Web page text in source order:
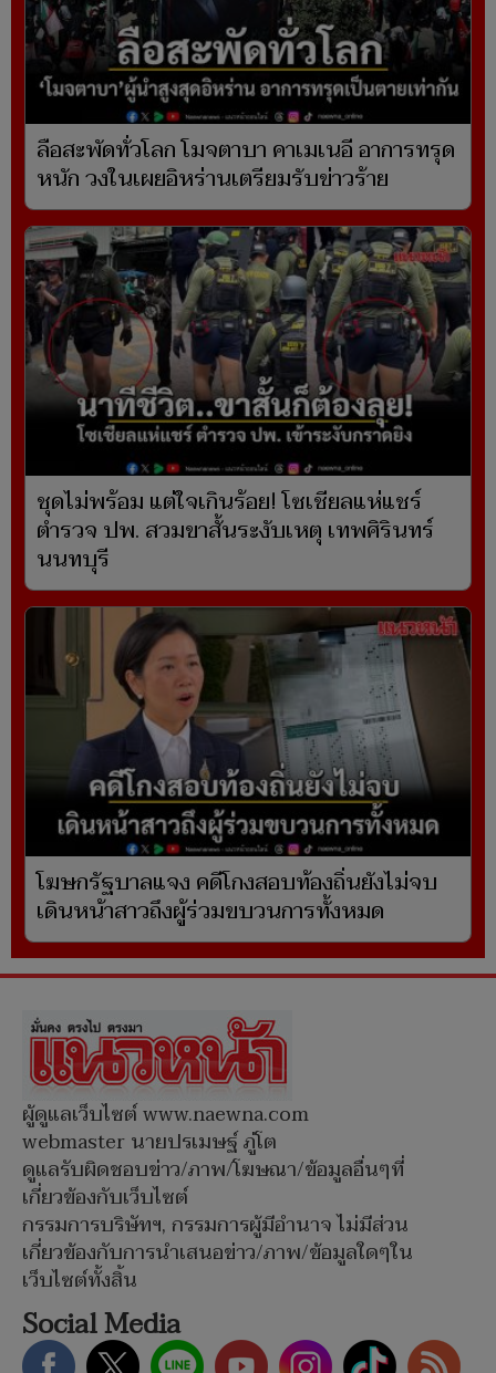
ลือสะพัดทั่วโลก โมจตาบา คาเมเนอี อาการทรุด
หนัก วงในเผยอิหร่านเตรียมรับข่าวร้าย
ชุดไม่พร้อม แต่ใจเกินร้อย! โซเชียลแห่แชร์
ตำรวจ ปพ. สวมขาสั้นระงับเหตุ เทพศิรินทร์
นนทบุรี
โฆษกรัฐบาลแจง คดีโกงสอบท้องถิ่นยังไม่จบ ​
เดินหน้าสาวถึงผู้ร่วมขบวนการทั้งหมด
ผู้ดูแลเว็บไซต์ www.naewna.com
webmaster นายปรเมษฐ์ ภู่โต
ดูแลรับผิดชอบข่าว/ภาพ/โฆษณา/ข้อมูลอื่นๆที่
เกี่ยวข้องกับเว็บไซต์
กรรมการบริษัทฯ, กรรมการผู้มีอำนาจ ไม่มีส่วน
เกี่ยวข้องกับการนำเสนอข่าว/ภาพ/ข้อมูลใดๆใน
เว็บไซต์ทั้งสิ้น
Social Media